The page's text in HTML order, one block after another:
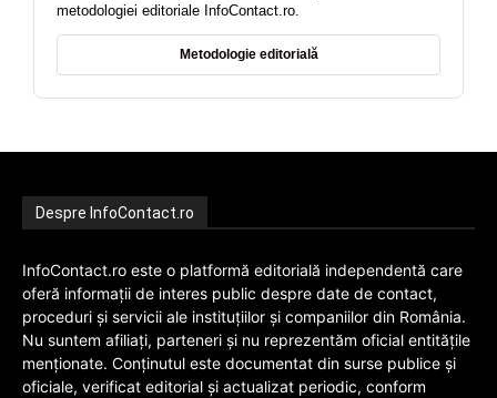
metodologiei editoriale InfoContact.ro.
Metodologie editorială
Despre InfoContact.ro
InfoContact.ro este o platformă editorială independentă care
oferă informații de interes public despre date de contact,
proceduri și servicii ale instituțiilor și companiilor din România.
Nu suntem afiliați, parteneri și nu reprezentăm oficial entitățile
menționate. Conținutul este documentat din surse publice și
oficiale, verificat editorial și actualizat periodic, conform